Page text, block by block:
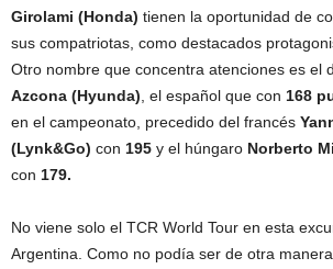
Girolami (Honda) tienen la oportunidad de
sus compatriotas, como destacados
Otro nombre que concentra atenciones es el
Azcona (Hyunda) , el español que con 168
en el campeonato, precedido del francés
(Lynk&Go) con 195 y el húngaro Norberto
con 179.
No viene solo el TCR World Tour en esta
Argentina. Como no podía ser de otra